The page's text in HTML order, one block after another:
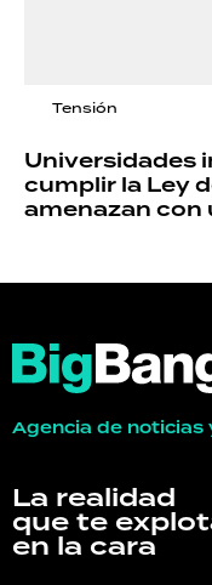
Tensión
Universidades
cumplir la Ley
amenazan con
Agencia de noticias
La realidad
que te
en la cara